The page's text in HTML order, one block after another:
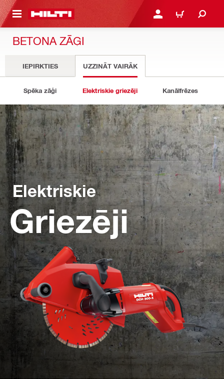
SATURU PIESLĒGTIES VAI
IEPIRKŠANĀS
BETONA ZĀĢI
IEPIRKTIES UZZINĀT VAIRĀK
Spēka zāģi Elektriskie griezēji Kanālfrēzes
Elektriskie
Griezēji